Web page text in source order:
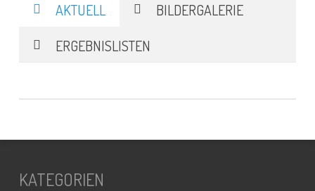
AKTUELL
BILDERGALERIE
ERGEBNISLISTEN
KATEGORIEN